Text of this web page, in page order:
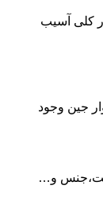
کلی آسیب
جین وجود
و…